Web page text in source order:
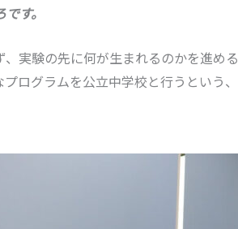
す。
実験の先に何が生まれるのかを進め
ログラムを公立中学校と行うという